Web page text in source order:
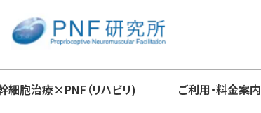
細胞治療×PNF（リハビリ) ご利用・料金案内